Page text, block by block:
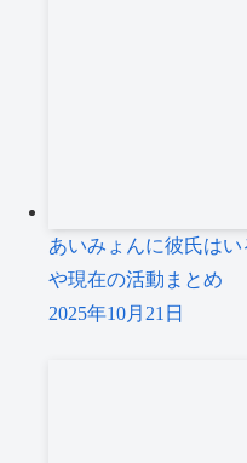
あいみょんに彼氏は
や現在の活動まとめ
2025年10月21日